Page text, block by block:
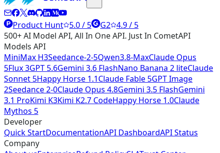
Product Hunt 5.0 / 5 G2 4.9 / 5
500+ AI Model API, All In One API. Just In CometAPI
Models API
MiniMax H3Seedance-2-5Qwen3.8-MaxClaude Opus
5Flux 3GPT 5.6Gemini 3.6 FlashNano Banana 2 liteClaude
Sonnet 5Happy Horse 1.1Claude Fable 5GPT Image
2Seedance 2-0Claude Opus 4.8Gemini 3.5 FlashGemini
3.1 ProKimi K3Kimi K2.7 CodeHappy Horse 1.0Claude
Mythos 5
Developer
Quick StartDocumentationAPI DashboardAPI Status
Company